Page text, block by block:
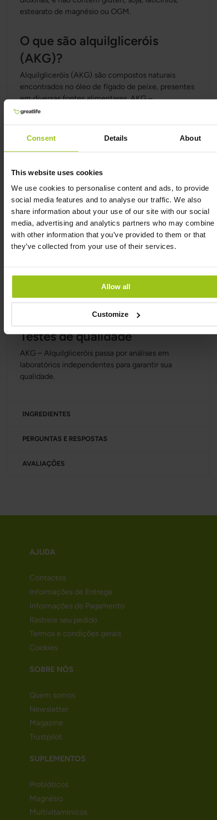
Consent Details About
This website uses cookies
We use cookies to personalise content and ads, to provide
social media features and to analyse our traffic. We also
share information about your use of our site with our social
media, advertising and analytics partners who may combine
with other information that you’ve provided to them or that
they’ve collected from your use of their services.
Allow all
Customize
estearato de magnésio ou OGM.
O que são alquilgliceróis
(AKG)?
Alquilgliceróis (AKG) são compostos naturais
encontrados no óleo de fígado de peixe, presentes
em diversas fontes alimentares. AKG –
Alquilgliceróis contém 20% desses compostos por
Origem do AKG –
Alquilgliceróis
O óleo é obtido a partir do fígado de peixes
cartilaginosos capturados para consumo alimentar,
aproveitando partes que normalmente seriam
descartadas.
Informações sobre os
Alquilgliceróis (AKG) são gorduras encontradas
naturalmente em alguns alimentos e que fazem
Testes de qualidade
AKG – Alquilgliceróis passa por análises em
laboratórios independentes para garantir sua
qualidade.
INGREDIENTES
PERGUNTAS E RESPOSTAS
AVALIAÇÕES
AJUDA
Contactos
Informações de Entrega
Informações de Pagamento
Rastreie seu pedido
Termos e condições gerais
Cookies
SOBRE NÓS
Quem somos
Newsletter
Magazine
Trustpilot
SUPLEMENTOS
Probióticos
Magnésio
Multivitamínicos